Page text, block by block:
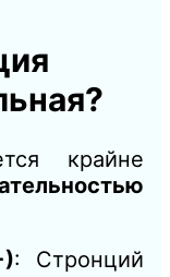
крайне
: Стронций